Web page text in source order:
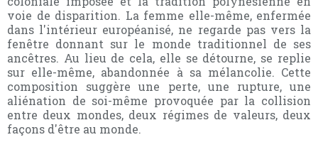
voie de disparition. La femme elle-même, enfermée
dans l'intérieur européanisé, ne regarde pas vers la
fenêtre donnant sur le monde traditionnel de ses
ancêtres. Au lieu de cela, elle se détourne, se replie
sur elle-même, abandonnée à sa mélancolie. Cette
composition suggère une perte, une rupture, une
aliénation de soi-même provoquée par la collision
entre deux mondes, deux régimes de valeurs, deux
façons d'être au monde.